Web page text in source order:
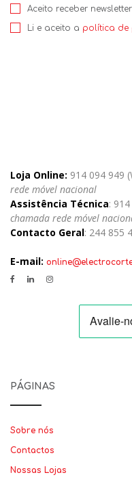
Aceito receber
Li e aceito a política de
Loja Online: 914 094 949
rede móvel nacional
Assistência Técnica:
chamada rede móvel
Contacto Geral: 244 855
E-mail:
PÁGINAS
Sobre nós
Contactos
Nossas Lojas